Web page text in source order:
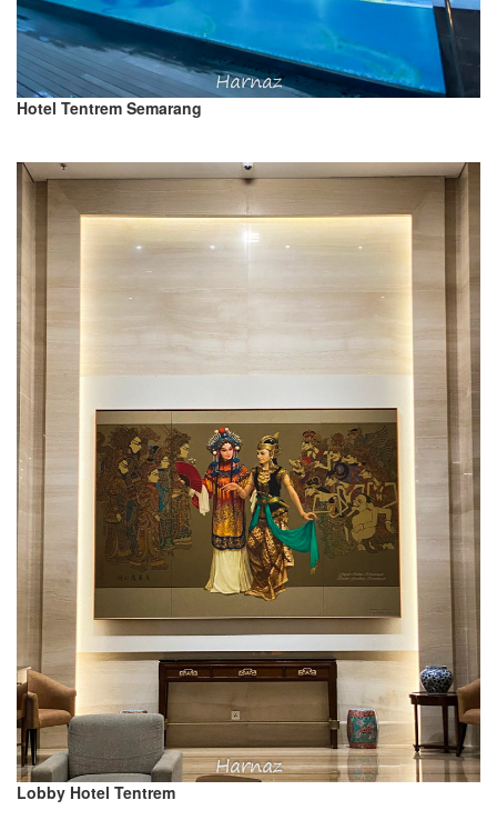
Hotel Tentrem Semarang
Lobby Hotel Tentrem